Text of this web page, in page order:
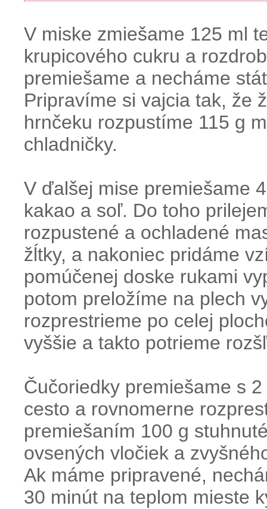
V miske zmiešame 125 ml
krupicového cukru a
premiešame a necháme
Pripravíme si vajcia tak, že
hrnčeku rozpustíme 115 g
chladničky.
V ďalšej mise premiešame
kakao a soľ. Do toho
rozpustené a ochladené
žĺtky, a nakoniec pridáme
pomúčenej doske rukami
potom preložíme na plech
rozprestrieme po celej
vyššie a takto potrieme
Čučoriedky premiešame s
cesto a rovnomerne
premiešaním 100 g
ovsených vločiek a
Ak máme pripravené,
30 minút na teplom mieste